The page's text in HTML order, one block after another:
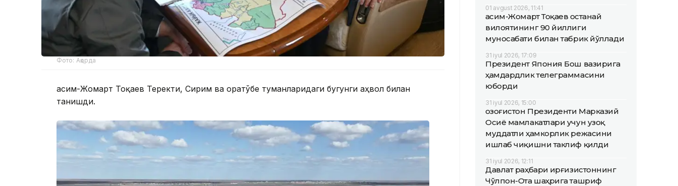
Фото: Ақорда
Қасим-Жомарт Тоқаев Теректи, Сирим ва Қоратўбе туманларидаги бугунги аҳвол билан
танишди.
01 avgust 2026, 11:41
Қасим-Жомарт Тоқаев Қостанай
вилоятининг 90 йиллиги
муносабати билан табрик йўллади
31 iyul 2026, 17:09
Президент Япония Бош вазирига
ҳамдардлик телеграммасини
юборди
31 iyul 2026, 15:00
Қозоғистон Президенти Марказий
Осиё мамлакатлари учун узоқ
муддатли ҳамкорлик режасини
ишлаб чиқишни таклиф қилди
31 iyul 2026, 12:11
Давлат раҳбари Қирғизистоннинг
Чўлпон-Ота шаҳрига ташриф